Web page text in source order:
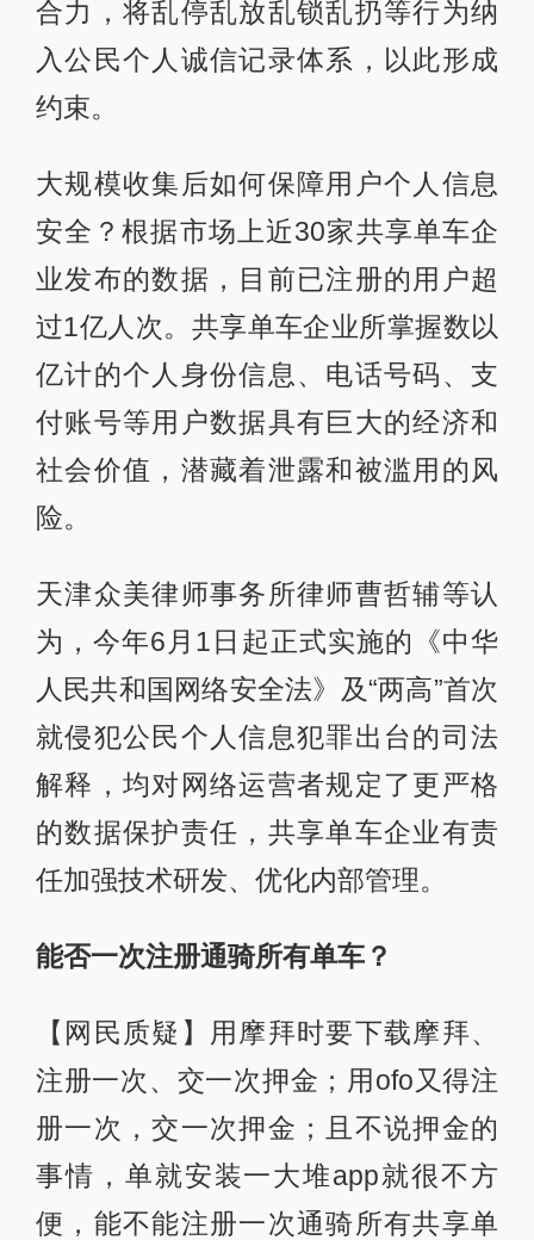
合力，将乱停乱放乱锁乱扔等行为纳
入公民个人诚信记录体系，以此形成
约束。
大规模收集后如何保障用户个人信息
安全？根据市场上近30家共享单车企
业发布的数据，目前已注册的用户超
过1亿人次。共享单车企业所掌握数以
亿计的个人身份信息、电话号码、支
付账号等用户数据具有巨大的经济和
社会价值，潜藏着泄露和被滥用的风
险。
天津众美律师事务所律师曹哲辅等认
为，今年6月1日起正式实施的《中华
人民共和国网络安全法》及“两高”首次
就侵犯公民个人信息犯罪出台的司法
解释，均对网络运营者规定了更严格
的数据保护责任，共享单车企业有责
任加强技术研发、优化内部管理。
能否一次注册通骑所有单车？
【网民质疑】用摩拜时要下载摩拜、
注册一次、交一次押金；用ofo又得注
册一次，交一次押金；且不说押金的
事情，单就安装一大堆app就很不方
便，能不能注册一次通骑所有共享单